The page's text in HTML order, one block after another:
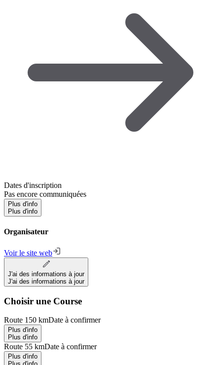
Dates d'inscription
Pas encore communiquées
Plus d'info
Plus d'info
Organisateur
Voir le site web
J'ai des informations à jour
J'ai des informations à jour
Choisir une Course
Route 150 kmDate à confirmer
Plus d'info
Plus d'info
Route 55 kmDate à confirmer
Plus d'info